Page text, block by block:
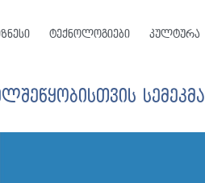
ტექნოლოგიები კულტურა
სემეკმა